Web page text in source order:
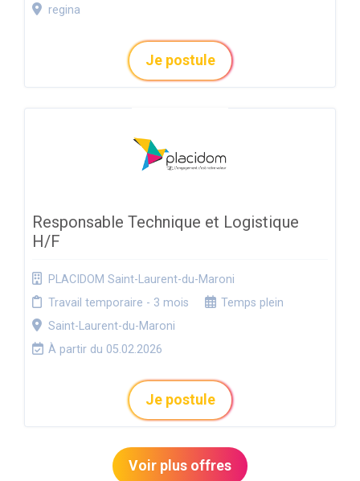
regina
Je postule
Responsable Technique et Logistique
H/F
PLACIDOM Saint-Laurent-du-Maroni
Travail temporaire - 3 mois
Temps plein
Saint-Laurent-du-Maroni
À partir du 05.02.2026
Je postule
Voir plus offres